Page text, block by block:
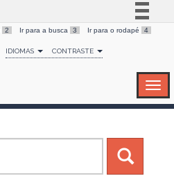
Simplifique!
Comunica BR
Canais
2 Ir para a busca 3 Ir para o rodapé 4
IDIOMAS CONTRASTE